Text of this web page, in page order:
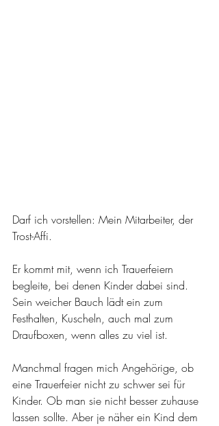
Darf ich vorstellen: Mein Mitarbeiter, der
Trost-Affi.
Er kommt mit, wenn ich Trauerfeiern
begleite, bei denen Kinder dabei sind.
Sein weicher Bauch lädt ein zum
Festhalten, Kuscheln, auch mal zum
Draufboxen, wenn alles zu viel ist.
Manchmal fragen mich Angehörige, ob
eine Trauerfeier nicht zu schwer sei für
Kinder. Ob man sie nicht besser zuhause
lassen sollte. Aber je näher ein Kind dem